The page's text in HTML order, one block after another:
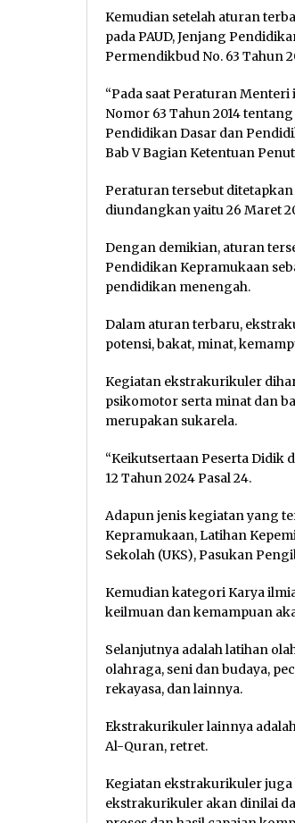
Kemudian setelah aturan
pada PAUD, Jenjang
Permendikbud No. 63 Tahun
“Pada saat Peraturan
Nomor 63 Tahun 2014
Pendidikan Dasar dan
Bab V Bagian Ketentuan
Peraturan tersebut ditetapkan
diundangkan yaitu 26 Maret
Dengan demikian, aturan
Pendidikan Kepramukaan
pendidikan menengah.
Dalam aturan terbaru,
potensi, bakat, minat,
Kegiatan ekstrakurikuler
psikomotor serta minat dan
merupakan sukarela.
“Keikutsertaan Peserta Didik
12 Tahun 2024 Pasal 24.
Adapun jenis kegiatan yang
Kepramukaan, Latihan
Sekolah (UKS), Pasukan
Kemudian kategori Karya
keilmuan dan kemampuan
Selanjutnya adalah latihan
olahraga, seni dan budaya,
rekayasa, dan lainnya.
Ekstrakurikuler lainnya
Al-Quran, retret.
Kegiatan ekstrakurikuler juga
ekstrakurikuler akan dinilai